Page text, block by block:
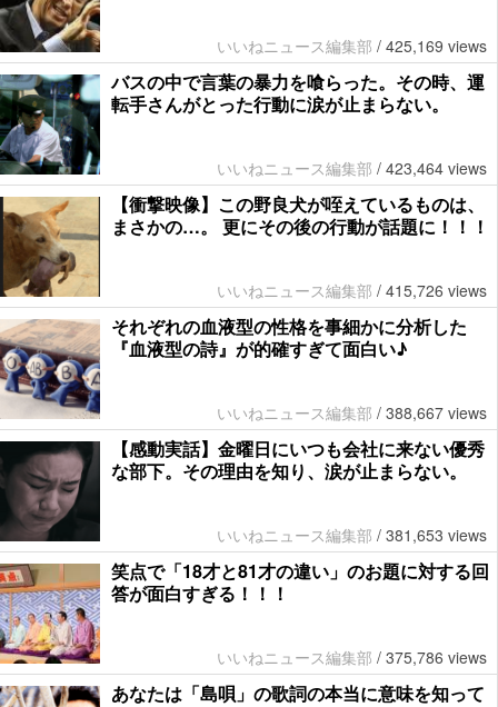
いいねニュース編集部 / 425,169 views
バスの中で言葉の暴力を喰らった。その時、運
転手さんがとった行動に涙が止まらない。
いいねニュース編集部 / 423,464 views
【衝撃映像】この野良犬が咥えているものは、
まさかの…。 更にその後の行動が話題に！！！
いいねニュース編集部 / 415,726 views
それぞれの血液型の性格を事細かに分析した
『血液型の詩』が的確すぎて面白い♪
いいねニュース編集部 / 388,667 views
【感動実話】金曜日にいつも会社に来ない優秀
な部下。その理由を知り、涙が止まらない。
いいねニュース編集部 / 381,653 views
笑点で「18才と81才の違い」のお題に対する回
答が面白すぎる！！！
いいねニュース編集部 / 375,786 views
あなたは「島唄」の歌詞の本当に意味を知って